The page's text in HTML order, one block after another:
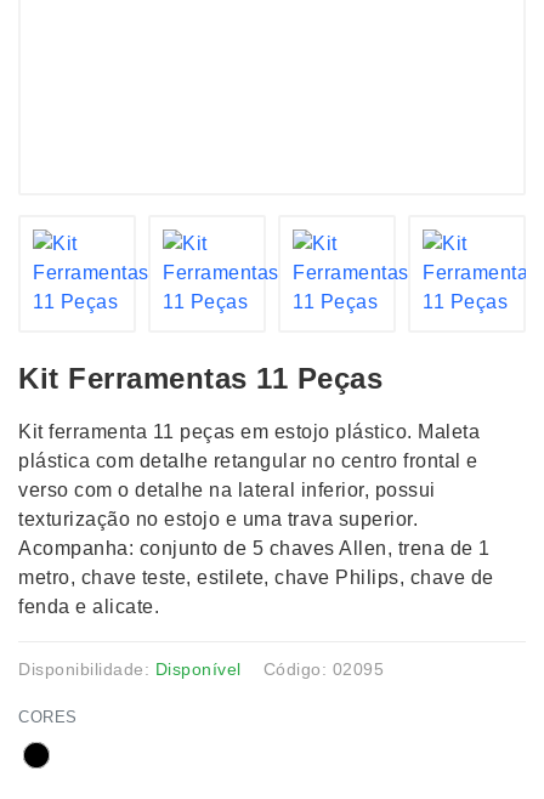
Kit Ferramentas 11 Peças
Kit ferramenta 11 peças em estojo plástico. Maleta
plástica com detalhe retangular no centro frontal e
verso com o detalhe na lateral inferior, possui
texturização no estojo e uma trava superior.
Acompanha: conjunto de 5 chaves Allen, trena de 1
metro, chave teste, estilete, chave Philips, chave de
fenda e alicate.
Disponibilidade: Disponível Código: 02095
CORES